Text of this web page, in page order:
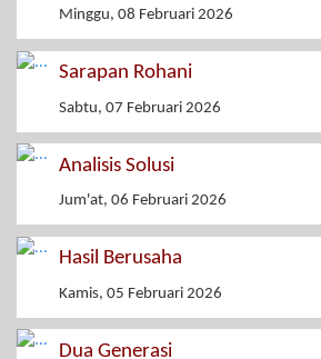
Minggu, 08 Februari 2026
Sarapan Rohani
Sabtu, 07 Februari 2026
Analisis Solusi
Jum'at, 06 Februari 2026
Hasil Berusaha
Kamis, 05 Februari 2026
Dua Generasi